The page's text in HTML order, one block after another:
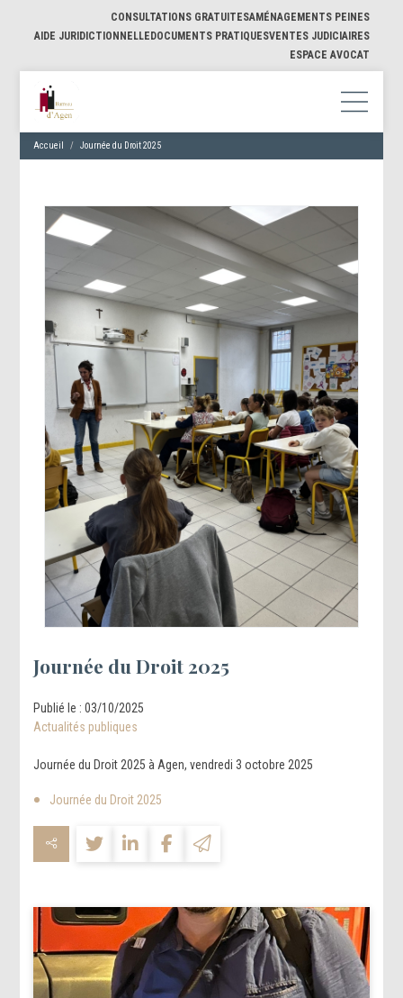
CONSULTATIONS GRATUITESAMÉNAGEMENTS PEINES
AIDE JURIDICTIONNELLE DOCUMENTS PRATIQUESVENTES JUDICIAIRES
ESPACE AVOCAT
Accueil Journée du Droit 2025
Journée du Droit 2025
Publié le :03/10/2025
Actualités publiques
Journée du Droit 2025 à Agen, vendredi 3 octobre 2025
Journée du Droit 2025